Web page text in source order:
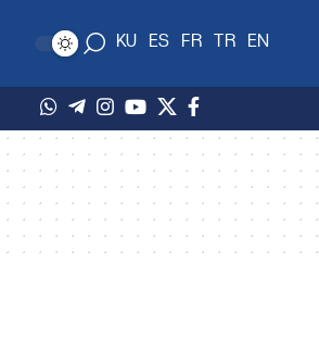
EN
TR
FR
ES
KU